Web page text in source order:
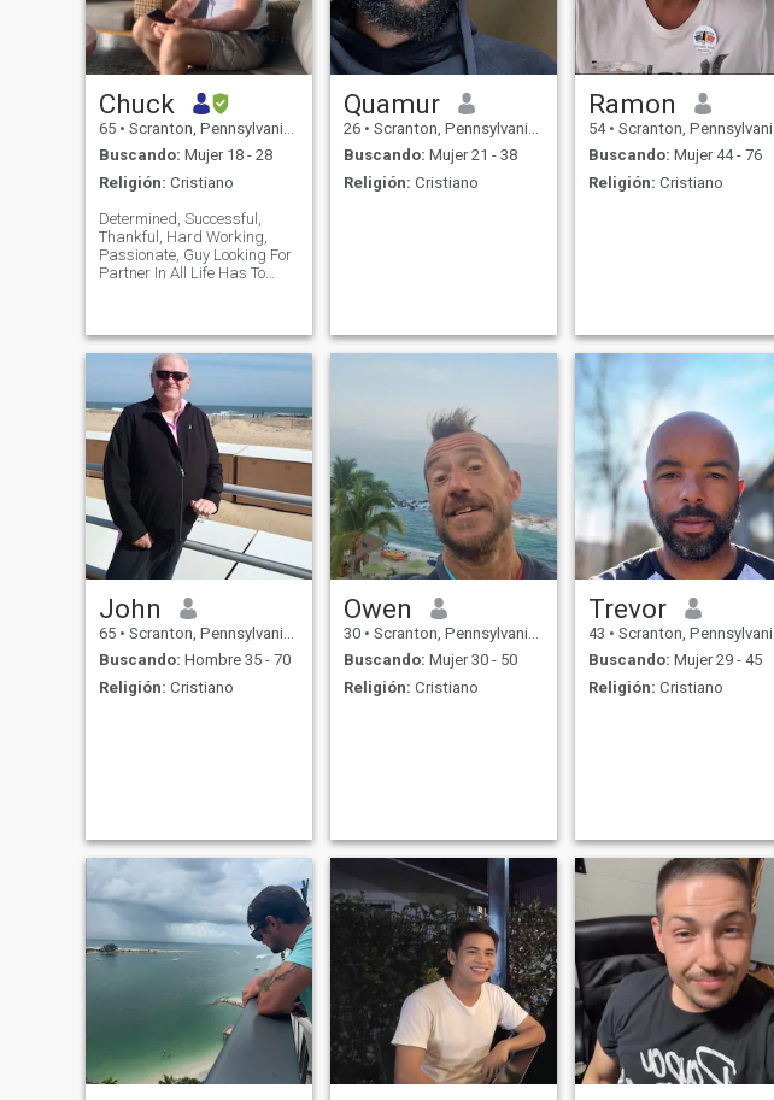
Chuck
65 • Scranton, Pennsylvania, Estados Unidos
Buscando: Mujer 18 - 28
Religión: Cristiano
Determined, Successful,
Thankful, Hard Working,
Passionate, Guy Looking For
Partner In All Life Has To
Cooking, Eating Healthy,
Traveling, Gym, Having A
Drink At Home, P
Quamur
26 • Scranton, Pennsylvania, Estados Unidos
Buscando: Mujer 21 - 38
Religión: Cristiano
Ramon
54 • Scranton, Pennsylvania, Estados Unidos
Buscando: Mujer 44 - 76
Religión: Cristiano
John
65 • Scranton, Pennsylvania, Estados Unidos
Buscando: Hombre 35 - 70
Religión: Cristiano
Owen
30 • Scranton, Pennsylvania, Estados Unidos
Buscando: Mujer 30 - 50
Religión: Cristiano
Trevor
43 • Scranton, Pennsylvania, Estados Unidos
Buscando: Mujer 29 - 45
Religión: Cristiano